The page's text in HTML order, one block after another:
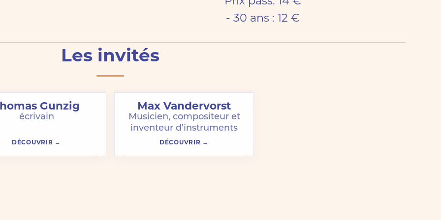
- 30 ans : 12 €
Les invités
Gunzig
écrivain
DÉCOUVRIR
Max Vandervorst
Musicien, compositeur et
inventeur d’instruments
DÉCOUVRIR